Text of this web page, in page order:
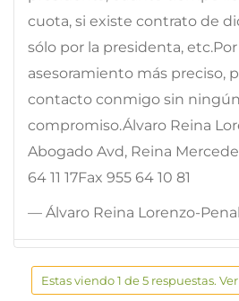
cuota, si existe contrato de
sólo por la presidenta,
asesoramiento más preciso,
contacto conmigo sin ningún
compromiso.Álvaro Reina
Abogado Avd, Reina
64 11 17Fax 955 64 10 81
— Álvaro Reina Lorenzo-
Estas viendo 1 de 5 respuestas.